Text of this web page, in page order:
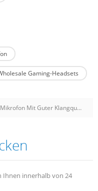
Gaming-Headsets
Wired Gaming Headset PC-Mikrofon Mit Guter Klangqualität Für Computer
Ihnen innerhalb von 24